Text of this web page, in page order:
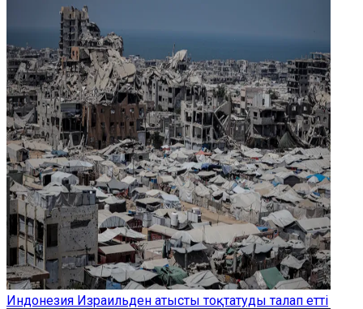
Индонезия Израильден атысты тоқтатуды талап етті